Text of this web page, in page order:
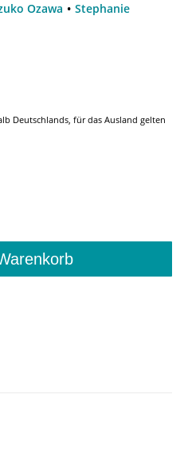
Ozawa
Stephanie
Deutschlands, für das Ausland gelten